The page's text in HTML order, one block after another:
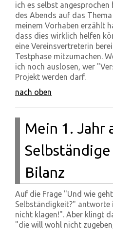
ich es selbst
des Abends auf das
meinem Vorhaben erzählt
dass dies wirklich helfen
eine Vereinsvertreterin
Testphase mitzumachen.
ich noch auslosen, wer
Projekt werden darf.
nach oben
Mein 1. Jahr
Bilanz
Auf die Frage "Und wie
Selbständigkeit?"
nicht klagen!". Aber klingt
"die will wohl nicht